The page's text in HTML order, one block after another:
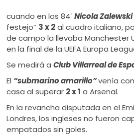
cuando en los 84´NicolaZalewski
festejo” 3 x 2al cuadro italiano,
de campo la llevaba Manchester
en la final de la UEFA Europa
Se medirá aClubVillarreal de
El “submarino amarillo”venía
casa al superar 2 x 1 a Arsenal.
En la revancha disputada en el
Londres, los ingleses no fueron
empatados sin goles.